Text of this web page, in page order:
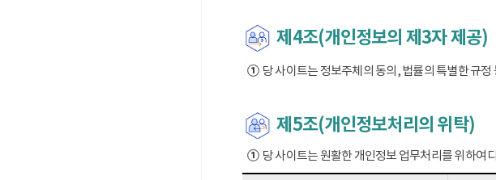
제4조(개인정보의 제3자 제공)
①당 사이트는 정보주체의 동의, 법률의 특별한 규
제5조(개인정보처리의 위탁)
①당 사이트는 원활한 개인정보 업무처리를 위하여